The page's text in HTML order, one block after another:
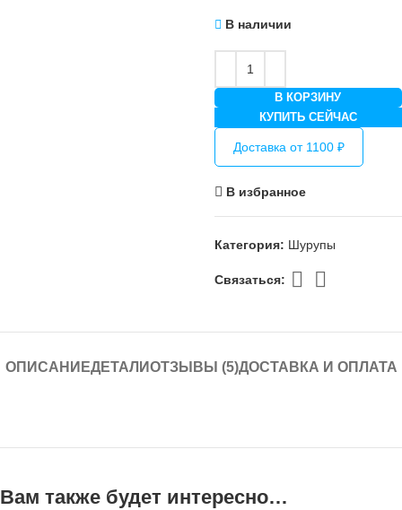
В наличии
В КОРЗИНУ
КУПИТЬ СЕЙЧАС
Доставка от 1100 ₽
В избранное
Категория: Шурупы
Связаться:
ОПИСАНИЕДЕТАЛИОТЗЫВЫ (5)ДОСТАВКА И ОПЛАТА
Вам также будет интересно…